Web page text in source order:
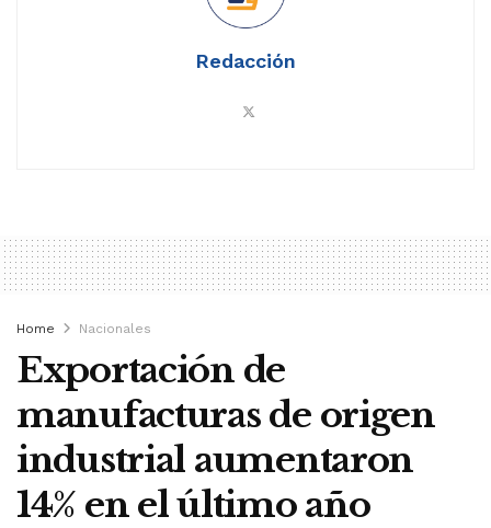
Redacción
Home Nacionales
Exportación de
manufacturas de origen
industrial aumentaron
14% en el último año